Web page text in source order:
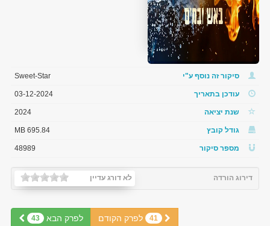
סיקור זה נוסף ע"י Sweet-Star
עודכן בתאריך 03-12-2024
שנת יציאה 2024
גודל קובץ 695.84 MB
מספר סיקור 48989
לא דורג עדיין דירוג הורדה
לפרק הבא 43 41 לפרק הקודם